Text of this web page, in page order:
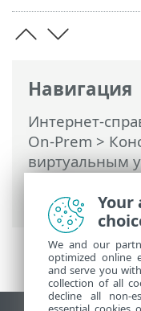
Навигация
Интернет-
On-Prem >
виртуальным
виртуальной
Your
We and our
optimized online
and serve you
collection of all
decline all non-